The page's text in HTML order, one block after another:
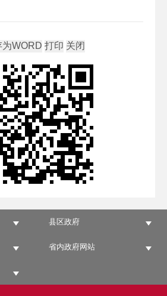
县区政府
省内政府网站